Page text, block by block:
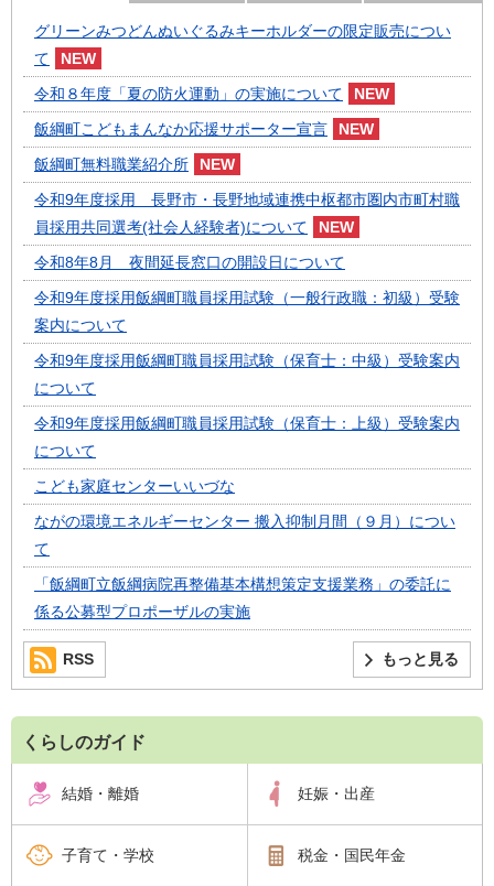
グリーンみつどんぬいぐるみキーホルダーの限定販売につい
て
令和８年度「夏の防火運動」の実施について
飯綱町こどもまんなか応援サポーター宣言
飯綱町無料職業紹介所
令和9年度採用 長野市・長野地域連携中枢都市圏内市町村職
員採用共同選考(社会人経験者)について
令和8年8月 夜間延長窓口の開設日について
令和9年度採用飯綱町職員採用試験（一般行政職：初級）受験
案内について
令和9年度採用飯綱町職員採用試験（保育士：中級）受験案内
について
令和9年度採用飯綱町職員採用試験（保育士：上級）受験案内
について
こども家庭センターいいづな
ながの環境エネルギーセンター 搬入抑制月間（９月）につい
て
「飯綱町立飯綱病院再整備基本構想策定支援業務」の委託に
係る公募型プロポーザルの実施
もっと見る
RSS
くらしのガイド
結婚・離婚 妊娠・出産
子育て・学校 税金・国民年金